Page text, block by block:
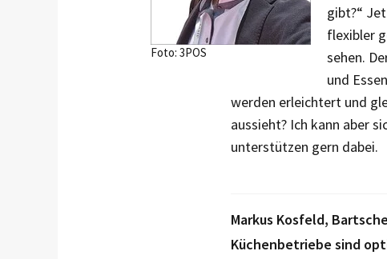
Foto: 3POS
gibt?“
flexibler
sehen.
und
werden erleichtert und
aussieht? Ich kann aber
unterstützen gern dabei.
Markus Kosfeld,
Küchenbetriebe sind